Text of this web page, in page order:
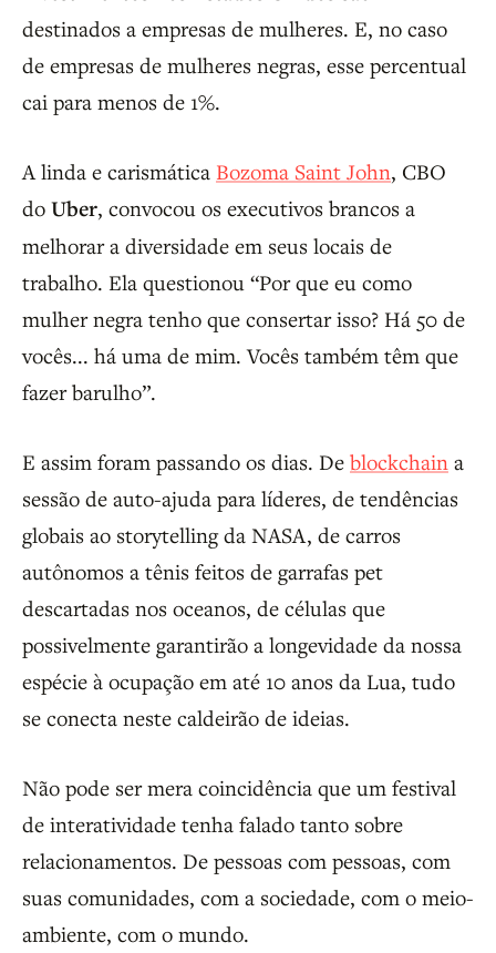
destinados a empresas de mulheres. E, no caso
de empresas de mulheres negras, esse percentual
cai para menos de 1%.
A linda e carismática Bozoma Saint John, CBO
do Uber, convocou os executivos brancos a
melhorar a diversidade em seus locais de
trabalho. Ela questionou “Por que eu como
mulher negra tenho que consertar isso? Há 50 de
vocês... há uma de mim. Vocês também têm que
fazer barulho”.
E assim foram passando os dias. De blockchain a
sessão de auto-ajuda para líderes, de tendências
globais ao storytelling da NASA, de carros
autônomos a tênis feitos de garrafas pet
descartadas nos oceanos, de células que
possivelmente garantirão a longevidade da nossa
espécie à ocupação em até 10 anos da Lua, tudo
se conecta neste caldeirão de ideias.
Não pode ser mera coincidência que um festival
de interatividade tenha falado tanto sobre
relacionamentos. De pessoas com pessoas, com
suas comunidades, com a sociedade, com o meio-
ambiente, com o mundo.